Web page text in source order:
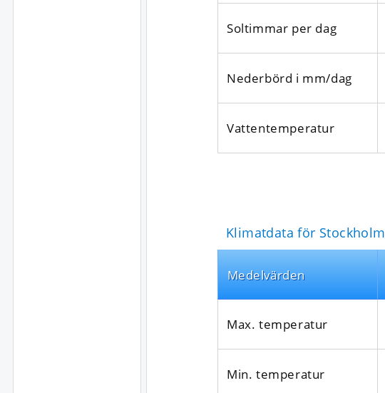
Soltimmar per dag
Nederbörd i mm/dag
Vattentemperatur
Klimatdata för Stockholm
Medel­värden
Max. temperatur
Min. temperatur